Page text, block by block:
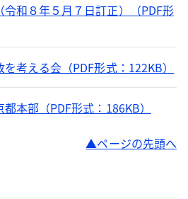
和８年５月７日訂正）（PDF形
考える会（PDF形式：122KB）
本部（PDF形式：186KB）
ページの先頭へ